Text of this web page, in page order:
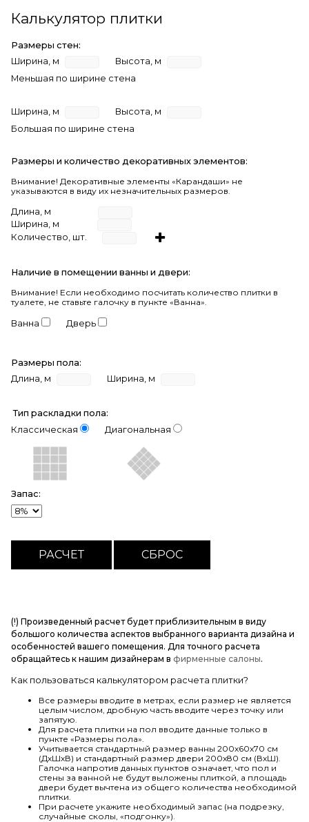
Калькулятор плитки
Размеры стен:
Ширина, м
Высота, м
Меньшая по ширине стена
Ширина, м
Высота, м
Большая по ширине стена
Размеры и количество декоративных элементов:
Внимание! Декоративные элементы «Карандаши» не
указываются в виду их незначительных размеров.
Длина, м
Ширина, м
Количество, шт.
Наличие в помещении ванны и двери:
Внимание! Если необходимо посчитать количество плитки в
туалете, не ставьте галочку в пункте «Ванна».
Ванна Дверь
Размеры пола:
Длина, м
Ширина, м
Тип раскладки пола:
Классическая
Диагональная
Запас:
(!) Произведенный расчет будет приблизительным в виду
большого количества аспектов выбранного варианта дизайна и
особенностей вашего помещения. Для точного расчета
обращайтесь к нашим дизайнерам в фирменные салоны.
Как пользоваться калькулятором расчета плитки?
Все размеры вводите в метрах, если размер не является
целым числом, дробную часть вводите через точку или
запятую.
Для расчета плитки на пол вводите данные только в
пункте «Размеры пола».
Учитывается стандартный размер ванны 200х60х70 см
(ДхШхВ) и стандартный размер двери 200х80 см (ВхШ).
Галочка напротив данных пунктов означает, что пол и
стены за ванной не будут выложены плиткой, а площадь
двери будет вычтена из общего количества необходимой
плитки.
При расчете укажите необходимый запас (на подрезку,
случайные сколы, «подгонку»).